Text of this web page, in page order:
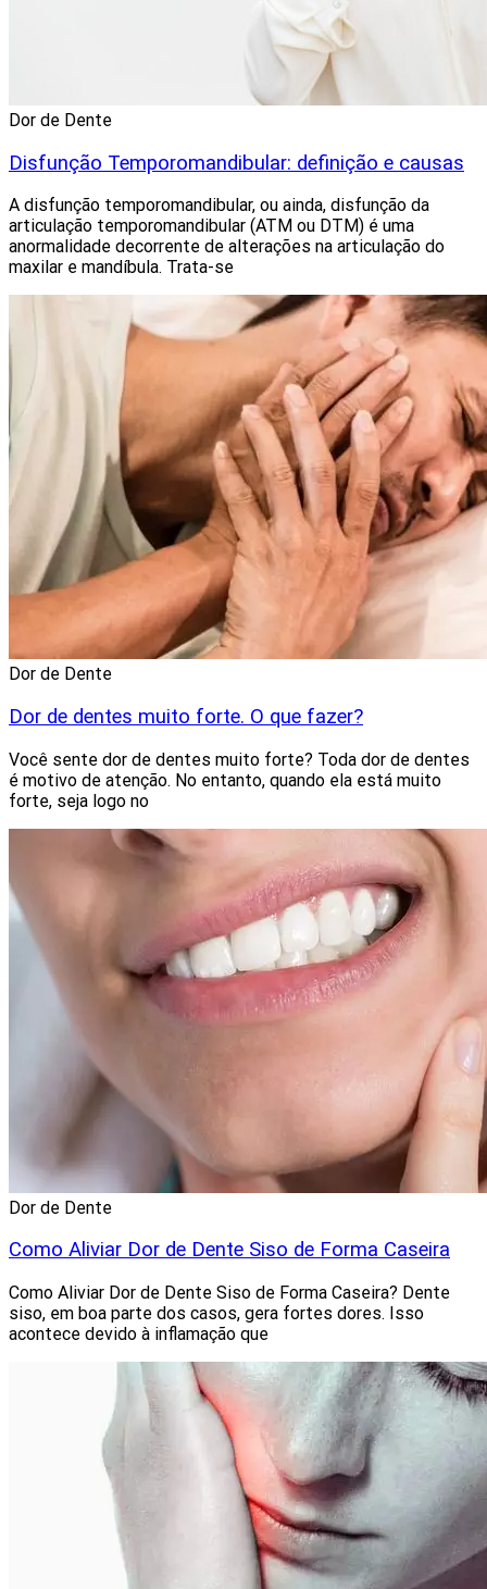
Dor de Dente
Disfunção Temporomandibular: definição e causas
A disfunção temporomandibular, ou ainda, disfunção da
articulação temporomandibular (ATM ou DTM) é uma
anormalidade decorrente de alterações na articulação do
maxilar e mandíbula. Trata-se
Dor de Dente
Dor de dentes muito forte. O que fazer?
Você sente dor de dentes muito forte? Toda dor de dentes
é motivo de atenção. No entanto, quando ela está muito
forte, seja logo no
Dor de Dente
Como Aliviar Dor de Dente Siso de Forma Caseira
Como Aliviar Dor de Dente Siso de Forma Caseira? Dente
siso, em boa parte dos casos, gera fortes dores. Isso
acontece devido à inflamação que